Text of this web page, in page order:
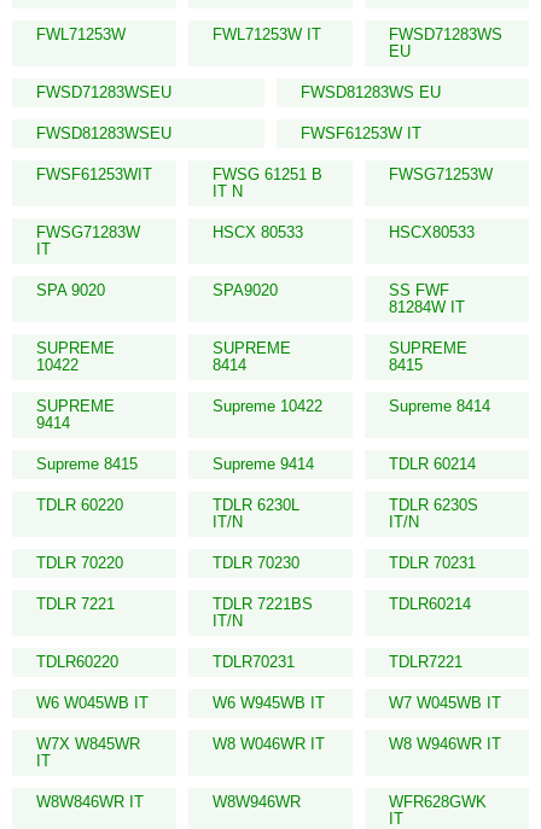
FWL71253W FWL71253W IT
FWSD71283WS
EU
FWSD71283WSEU FWSD81283WS EU
FWSD81283WSEU FWSF61253W IT
FWSF61253WIT
FWSG 61251 B
IT N
FWSG71253W
FWSG71283W
IT
HSCX 80533 HSCX80533
SPA 9020 SPA9020
SS FWF
81284W IT
SUPREME
10422
SUPREME
8414
SUPREME
8415
SUPREME
9414
Supreme 10422 Supreme 8414
Supreme 8415 Supreme 9414 TDLR 60214
TDLR 60220
TDLR 6230L
IT/N
TDLR 6230S
IT/N
TDLR 70220 TDLR 70230 TDLR 70231
TDLR 7221
TDLR 7221BS
IT/N
TDLR60214
TDLR60220 TDLR70231 TDLR7221
W6 W045WB IT W6 W945WB IT W7 W045WB IT
W7X W845WR
IT
W8 W046WR IT W8 W946WR IT
W8W846WR IT W8W946WR
WFR628GWK
IT